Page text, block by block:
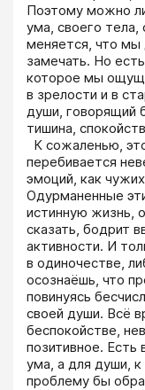
Поэтому можно
ума, своего тела,
меняется, что мы
замечать. Но
которое мы
в зрелости и в
души, говорящий
тишина,
перебивается
эмоций, как
Одурманенные
истинную жизнь,
сказать, бодрит
активности. И
в одиночестве,
осознаёшь, что
повинуясь
своей души. Всё
беспокойстве,
позитивное. Есть
ума, а для души,
проблему бы